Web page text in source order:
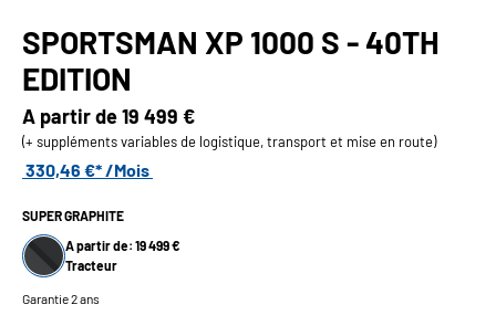
SPORTSMAN XP 1000 S - 40TH
EDITION
A partir de19 499 €
(+ suppléments variables de logistique, transport et mise en route)
330,46 €* /Mois
SUPER GRAPHITE
A partir de: 19 499 €
Tracteur
Garantie 2 ans